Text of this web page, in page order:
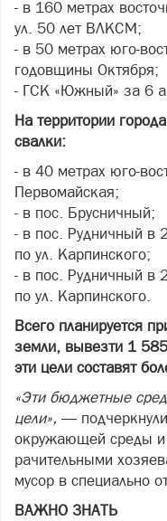
- в 160 метрах
ул. 50 лет ВЛКСМ;
- в 50 метрах юго-
годовщины Октября;
- ГСК «Южный» за 6
На территории
свалки:
- в 40 метрах юго-
Первомайская;
- в пос. Брусничный;
- в пос. Рудничный в
по ул. Карпинского;
- в пос. Рудничный в
по ул. Карпинского.
Всего планируется
земли, вывезти 1
эти цели составят
«Эти бюджетные
цели», —
окружающей среды и
рачительными
мусор в специально
ВАЖНО ЗНАТЬ